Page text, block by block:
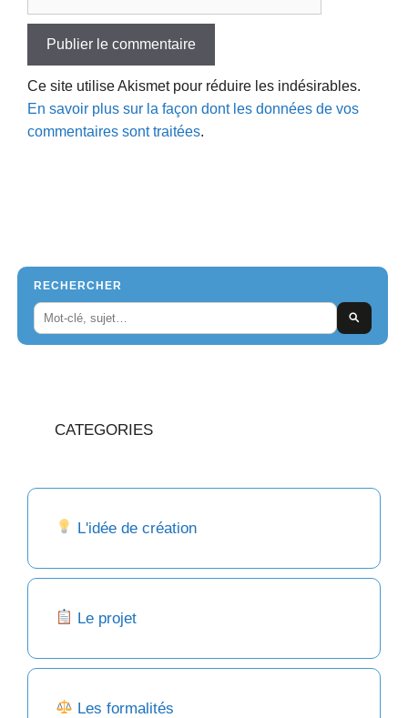
Ce site utilise Akismet pour réduire les indésirables.
En savoir plus sur la façon dont les données de vos
commentaires sont traitées.
RECHERCHER
CATEGORIES
L'idée de création
Le projet
Les formalités